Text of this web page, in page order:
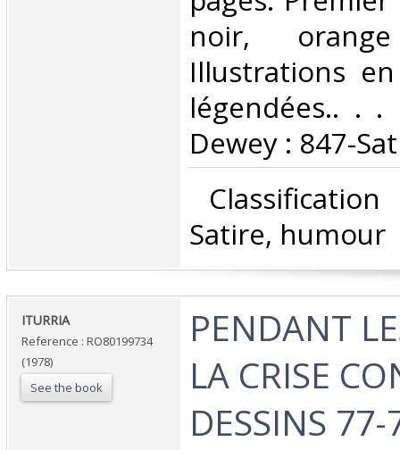
noir,
Illustrations
légendées.. . .
Dewey : 847-
Satire, humour‎
‎ITURRIA‎
Reference : RO80199734
(1978)
See the book
‎PENDANT
LA CRISE
DESSINS 77-